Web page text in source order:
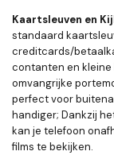
Kaartsleuven en
standaard
creditcards/
contanten en
omvangrijke
perfect voor
handiger; Dankzij
kan je telefoon
films te bekijken.